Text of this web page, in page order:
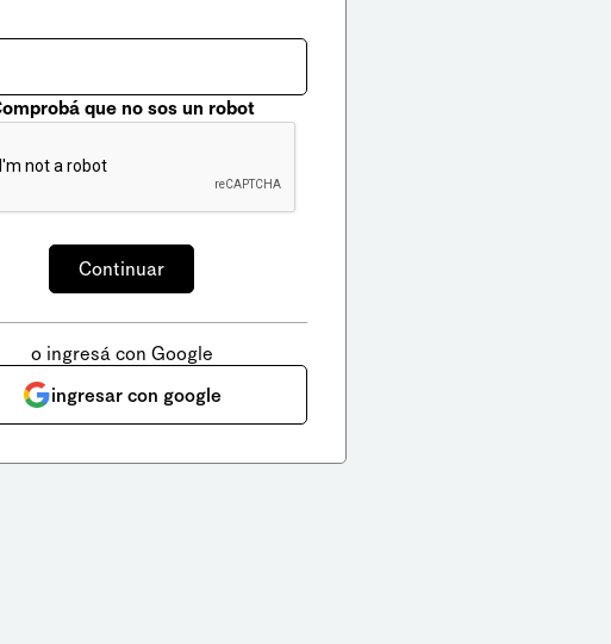
que no sos un robot
o ingresá con Google
ingresar con google